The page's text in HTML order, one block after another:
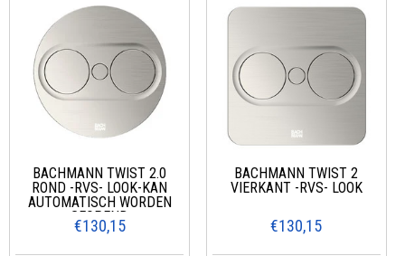
BACHMANN TWIST 2.0
ROND -RVS- LOOK-KAN
AUTOMATISCH WORDEN
GEOPEND
€130,15
BACHMANN TWIST 2
VIERKANT -RVS- LOOK
€130,15